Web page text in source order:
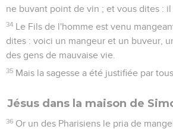
ne buvant point de vin ; et vous dites : il
34 Le Fils de l'homme est venu
dites : voici un mangeur et un buveur,
des gens de mauvaise vie.
35 Mais la sagesse a été justifiée par
Jésus dans la maison de
36 Or un des Pharisiens le pria de